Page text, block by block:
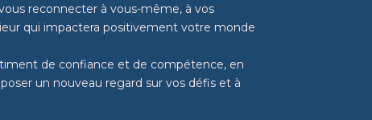
reconnecter à vous-même, à vos
qui impactera positivement votre monde
de confiance et de compétence, en
un nouveau regard sur vos défis et à